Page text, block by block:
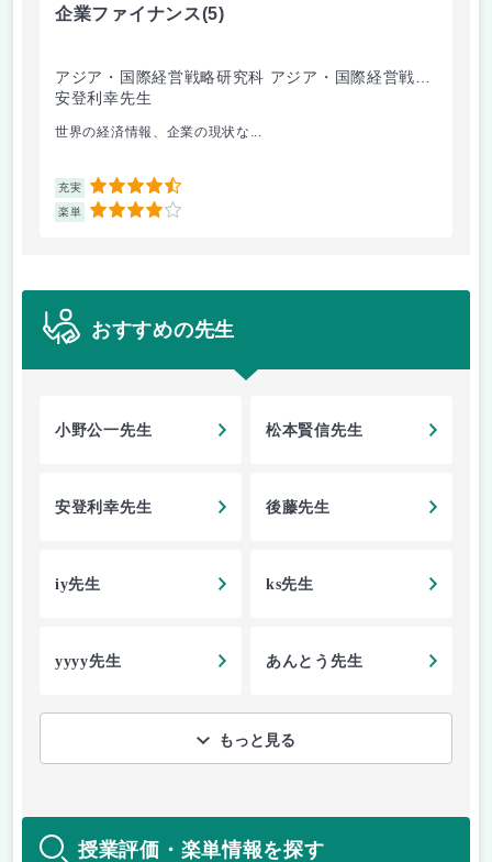
企業ファイナンス(5)
アジア・国際経営戦略研究科 アジア・国際経営戦略
専攻
安登利幸先生
世界の経済情報、企業の現状な...
充実 4.5
楽単 4
おすすめの先生
小野公一先生 松本賢信先生
安登利幸先生 後藤先生
iy先生 ks先生
yyyy先生 あんとう先生
もっと見る
授業評価・楽単情報を探す